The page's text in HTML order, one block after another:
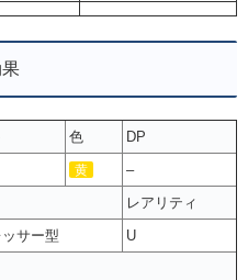
色
DP
黄
–
レアリティ
サー型
U